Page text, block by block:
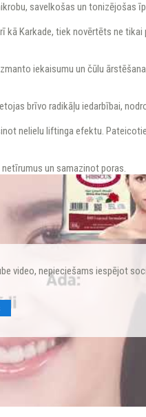
savelkošas un tonizējošas
kā Karkade, tiek novērtēts ne
iekaisumu un čūlu
brīvo radikāļu iedarbībai,
nelielu liftinga efektu.
un samazinot poras.
video, nepieciešams iespējot